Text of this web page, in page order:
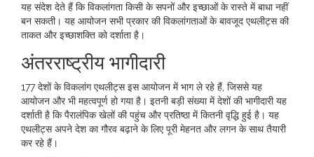
यह संदेश देते हैं कि विकलांगता किसी के सपनों और इच्छाओं के रास्ते में बाधा नहीं
बन सकती। यह आयोजन सभी प्रकार की विकलांगताओं के बावजूद एथलीट्स की
ताकत और इच्छाशक्ति को दर्शाता है।
अंतरराष्ट्रीय भागीदारी
177 देशों के विकलांग एथलीट्स इस आयोजन में भाग ले रहे हैं, जिससे यह
आयोजन और भी महत्वपूर्ण हो गया है। इतनी बड़ी संख्या में देशों की भागीदारी यह
दर्शाती है कि पैरालंपिक खेलों की पहुंच और प्रतिष्ठा में कितनी वृद्धि हुई है। यह
एथलीट्स अपने देश का गौरव बढ़ाने के लिए पूरी मेहनत और लगन के साथ तैयारी
कर रहे हैं।